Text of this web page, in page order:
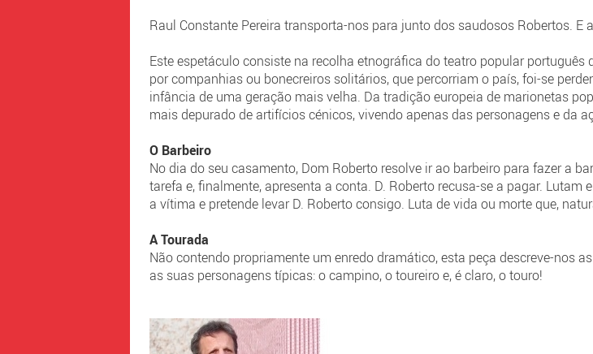
Raul Constante Pereira transporta-nos para junto dos saudosos Robertos.
Este espetáculo consiste na recolha etnográfica do teatro popular
por companhias ou bonecreiros solitários, que percorriam o país, foi-se
infância de uma geração mais velha. Da tradição europeia de marionetas
mais depurado de artifícios cénicos, vivendo apenas das personagens e da
O Barbeiro
No dia do seu casamento, Dom Roberto resolve ir ao barbeiro para fazer a
tarefa e, finalmente, apresenta a conta. D. Roberto recusa-se a pagar.
a vítima e pretende levar D. Roberto consigo. Luta de vida ou morte que,
A Tourada
Não contendo propriamente um enredo dramático, esta peça descreve-nos
as suas personagens típicas: o campino, o toureiro e, é claro, o touro!